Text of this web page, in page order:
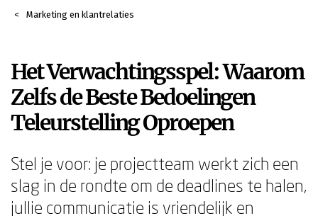
Marketing en klantrelaties
Het Verwachtingsspel: Waarom
Zelfs de Beste Bedoelingen
Teleurstelling Oproepen
Stel je voor: je projectteam werkt zich een
slag in de rondte om de deadlines te halen,
jullie communicatie is vriendelijk en